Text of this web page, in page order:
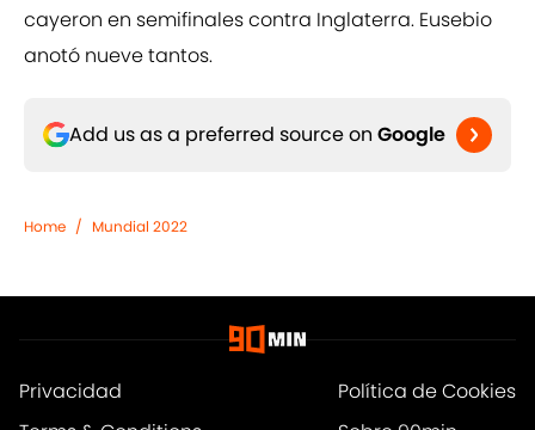
cayeron en semifinales contra Inglaterra. Eusebio
anotó nueve tantos.
Add us as a preferred source on Google
Home / Mundial 2022
Privacidad
Política de Cookies